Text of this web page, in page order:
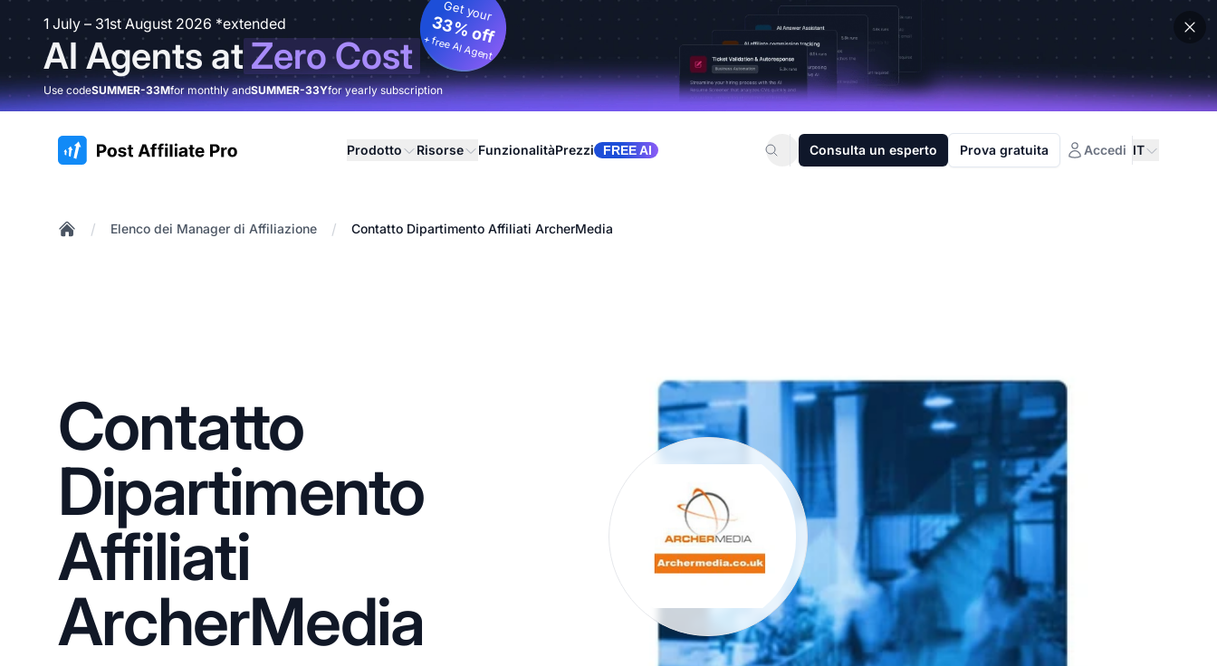
1 July – 31st August 2026 *extended
AI Agents atZero Cost
Get your
33% off
+ free AI Agent
Use codeSUMMER-33Mfor monthly andSUMMER-33Yfor yearly subscription
:site.title Prodotto Risorse FunzionalitàPrezzi FREE AI Consulta un esperto Prova gratuita Accedi IT
/ Elenco dei Manager di Affiliazione / Contatto Dipartimento Affiliati ArcherMedia
Contatto
Dipartimento
Affiliati
ArcherMedia